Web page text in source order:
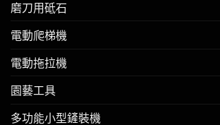
磨刀用砥石
電動爬梯機
電動拖拉機
園藝工具
多功能小型鏟裝機